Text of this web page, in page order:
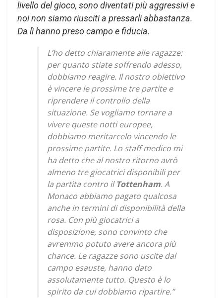
livello del gioco, sono diventati più aggressivi e
noi non siamo riusciti a pressarli abbastanza.
Da lì hanno preso campo e fiducia.
L’ho detto chiaramente alle ragazze:
per quanto stiate soffrendo adesso,
dobbiamo reagire. Il nostro obiettivo
è vincere le prossime tre partite e
riprendere il controllo della
situazione. Se vogliamo tornare a
vivere queste notti europee,
dobbiamo meritarcelo vincendo le
prossime partite. Lo staff medico mi
ha detto che al nostro ritorno avrò
almeno tre giocatrici disponibili per
la partita contro il Tottenham. A
Monaco abbiamo pagato qualcosa
anche in termini di disponibilità della
rosa. Con più giocatrici a
disposizione, sono convinto che
avremmo potuto avere ancora più
chance. Le ragazze sono uscite dal
campo esauste, hanno dato
assolutamente tutto. Questo è lo
spirito da cui dobbiamo ripartire.”